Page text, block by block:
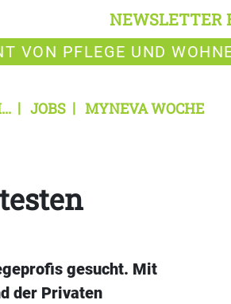
NEWSLETTER
VON PFLEGE UND
JOBS MYNEVA WOCHE
gesucht. Mit
der Privaten